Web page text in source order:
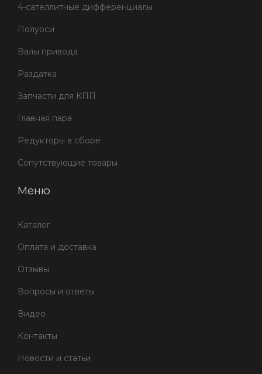
4-сателлитные дифференциалы
Полуоси
Валы привода
Раздатка
Запчасти для КПП
Главная пара
Редукторы в сборе
Сопутствующие товары
Меню
Каталог
Оплата и доставка
Отзывы
Вопросы и ответы
Видео
Контакты
Новости и статьи